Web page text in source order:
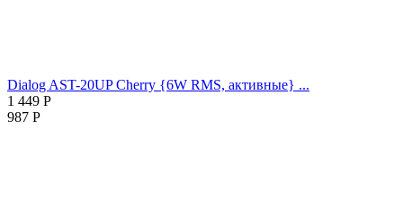
Dialog AST-20UP Cherry {6W RMS, активные} ...
1 449 Р
987 Р